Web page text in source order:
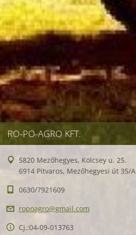
RO-PO-AGRO KFT.
5820 Mezőhegyes, Kölcsey u. 25.
6914 Pitvaros, Mezőhegyesi út 35/A
0630/7921609
ropoagro@gmail.com
Cj.:04-09-013763